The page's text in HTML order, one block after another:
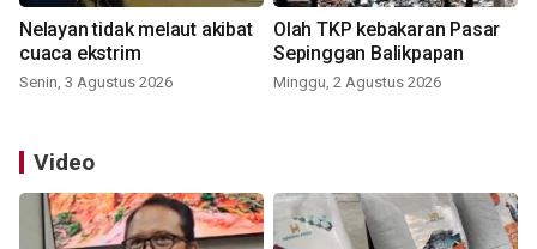
Nelayan tidak melaut akibat
cuaca ekstrim
Senin, 3 Agustus 2026
Olah TKP kebakaran Pasar
Sepinggan Balikpapan
Minggu, 2 Agustus 2026
Video